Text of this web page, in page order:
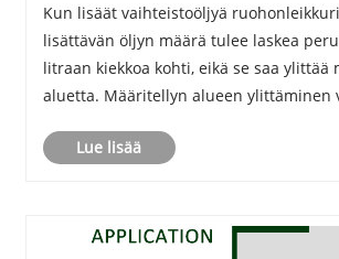
Kun lisäät vaihteistoöljyä
lisättävän öljyn määrä tulee laskea
litraan kiekkoa kohti, eikä se saa ylittää
aluetta. Määritellyn alueen ylittäminen
Lue lisää